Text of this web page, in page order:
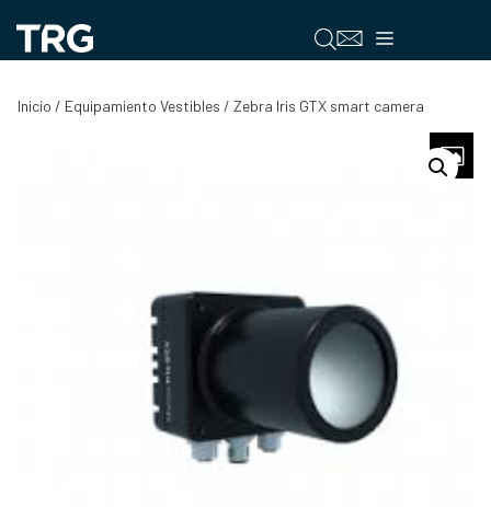
contenido
Menú
Inicio / Equipamiento Vestibles / Zebra Iris GTX smart camera